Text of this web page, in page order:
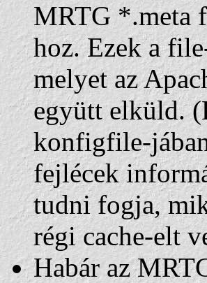
MRTG *.meta
hoz. Ezek a
melyet az
együtt elküld.
konfigfile-
fejlécek
tudni fogja,
régi cache-elt
Habár az